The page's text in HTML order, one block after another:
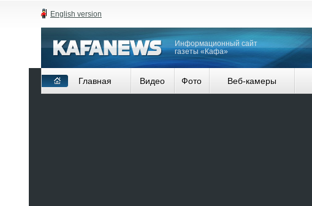
English version
Информационный сайт
газеты «Кафа»
Главная Видео Фото Веб-камеры